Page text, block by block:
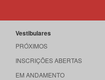
Vestibulares
PRÓXIMOS
INSCRIÇÕES ABERTAS
EM ANDAMENTO